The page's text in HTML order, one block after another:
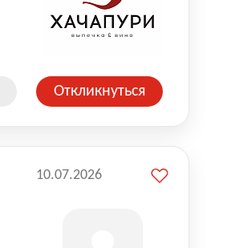
Откликнуться
10.07.2026